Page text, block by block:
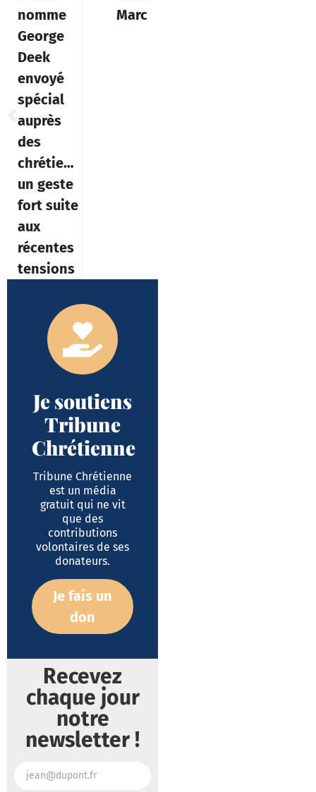
nomme
George
Deek
envoyé
spécial
auprès
des
chrétiens,
un geste
fort suite
aux
récentes
tensions
Marc
Je soutiens
Tribune
Chrétienne
Tribune Chrétienne
est un média
gratuit qui ne vit
que des
contributions
volontaires de ses
donateurs.
Je fais un
don
Recevez
chaque jour
notre
newsletter !